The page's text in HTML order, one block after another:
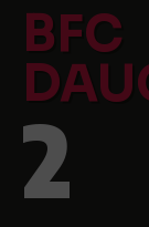
BFC
2